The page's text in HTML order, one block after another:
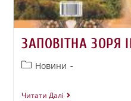
ЗАПОВІТНА ЗОРЯ
Новини
Читати Далі